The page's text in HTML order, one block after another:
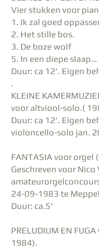
Vier stukken voor
1. Ik zal goed
2. Het stille bos.
3. De boze wolf
5. In een diepe slaap…
Duur: ca 12'. Eigen
.
KLEINE
voor altviool-solo.(
Duur: ca 12'. Eigen
violoncello-solo jan.
FANTASIA voor orgel
Geschreven voor
24-09-1983 te
Duur: ca.5'
PRELUDIUM EN
1984).